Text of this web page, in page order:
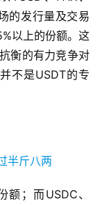
的发行量及交易
以上的份额。这
衡的有力竞争对
不是USDT的专
；而USDC、